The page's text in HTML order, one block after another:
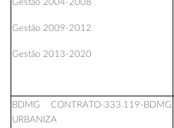
Gestão 2004-2008
Gestão 2009-2012
Gestão 2013-2020
BDMG CONTRATO-333.119-BDMG
URBANIZA